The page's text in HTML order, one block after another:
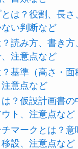
は？役割、長さ
い判断など
読み方、書き方
注意点など
基準（高さ・面
意点など
？仮設計画書の
ト、注意点など
マークとは？意
設、注意点など